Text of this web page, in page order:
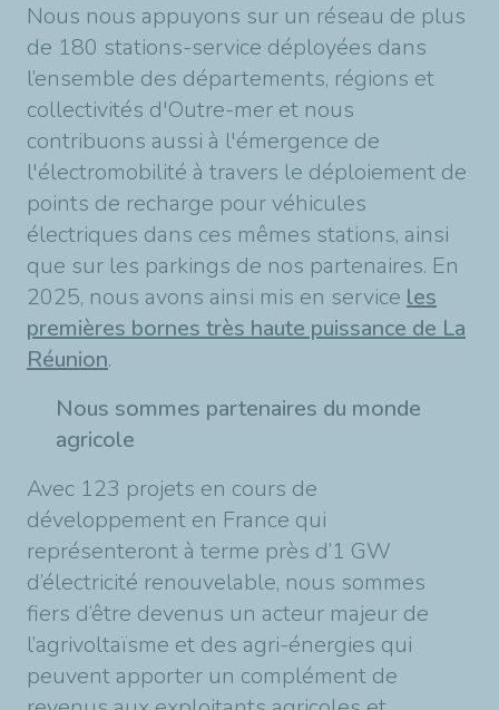
Nous nous appuyons sur un réseau de plus
de 180 stations-service déployées dans
l’ensemble des départements, régions et
collectivités d'Outre-mer et nous
contribuons aussi à l'émergence de
l'électromobilité à travers le déploiement de
points de recharge pour véhicules
électriques dans ces mêmes stations, ainsi
que sur les parkings de nos partenaires. En
2025, nous avons ainsi mis en service les
premières bornes très haute puissance de La
Réunion.
Nous sommes partenaires du monde
agricole
Avec 123 projets en cours de
développement en France qui
représenteront à terme près d’1 GW
d’électricité renouvelable, nous sommes
fiers d’être devenus un acteur majeur de
l’agrivoltaïsme et des agri-énergies qui
peuvent apporter un complément de